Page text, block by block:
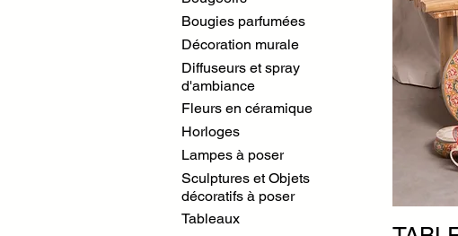
Bougies parfumées
Décoration murale
Diffuseurs et spray
d'ambiance
Fleurs en céramique
Horloges
Lampes à poser
Sculptures et Objets
décoratifs à poser
Tableaux